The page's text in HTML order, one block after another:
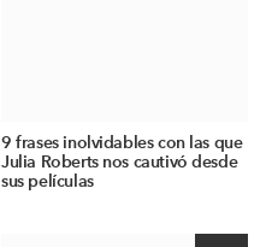
9 frases inolvidables con las que
Julia Roberts nos cautivó desde
sus películas